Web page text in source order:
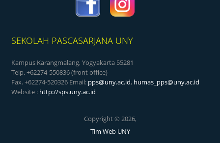
SEKOLAH PASCASARJANA UNY
Kampus Karangmalang, Yogyakarta 55281
Telp. +62274-550836 (front office)
Fax. +62274-520326 Email: pps@uny.ac.id, humas_pps@uny.ac.id
Website : http://sps.uny.ac.id
Copyright © 2026,
Tim Web UNY